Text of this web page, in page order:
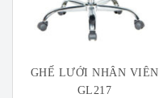
GHẾ LƯỚI NHÂN VIÊN
GL217